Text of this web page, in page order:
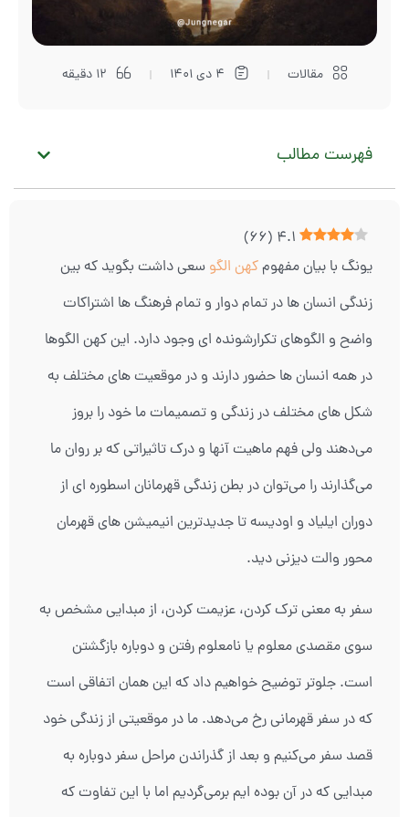
مقالات 4 دی 1401 12 دقیقه
فهرست مطالب
4.1
(
66
)
یونگ با بیان مفهومکهن الگو سعی داشت بگوید که بین
زندگی انسان ها در تمام دوار و تمام فرهنگ ها اشتراکات
واضح و الگوهای تکرارشونده ای وجود دارد. این کهن الگوها
در همه انسان ها حضور دارند و در موقعیت های مختلف به
شکل های مختلف در زندگی و تصمیمات ما خود را بروز
می‌دهند ولی فهم ماهیت آنها و درک تاثیراتی که بر روان ما
می‌گذارند را می‌توان در بطن زندگی قهرمانان اسطوره ای از
دوران ایلیاد و اودیسه تا جدیدترین انیمیشن های قهرمان
محور والت دیزنی دید.
سفر به معنی ترک کردن، عزیمت کردن، از مبدایی مشخص به
سوی مقصدی معلوم یا نامعلوم رفتن و دوباره بازگشتن
است. جلوتر توضیح خواهیم داد که این همان اتفاقی است
که در سفر قهرمانی رخ می‌دهد. ما در موقعیتی از زندگی خود
قصد سفر می‌کنیم و بعد از گذراندن مراحل سفر دوباره به
مبدایی که در آن بوده ایم برمی‌گردیم اما با این تفاوت که